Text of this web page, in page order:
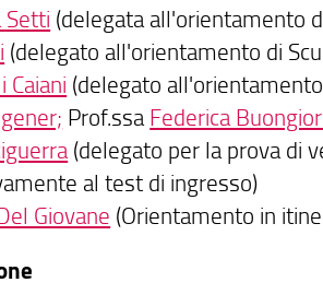
Setti (delegata all'orientamento
(delegato all'orientamento di
Caiani (delegato
Prof.ssa Federica
(delegato per la prova di
al test di ingresso)
Giovane (Orientamento in